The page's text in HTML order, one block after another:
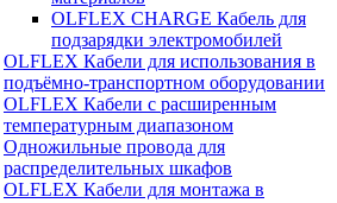
OLFLEX CHARGE Кабель для
подзарядки электромобилей
OLFLEX Кабели для использования в
подъёмно-транспортном оборудовании
OLFLEX Кабели с расширенным
температурным диапазоном
Одножильные провода для
распределительных шкафов
OLFLEX Кабели для монтажа в